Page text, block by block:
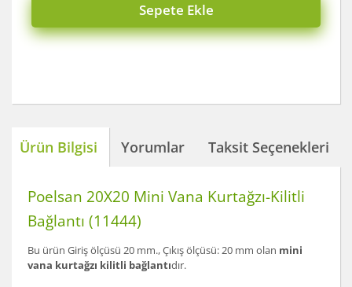
Sepete Ekle
Ürün Bilgisi Yorumlar Taksit Seçenekleri
Poelsan 20X20 Mini Vana Kurtağzı-Kilitli
Bağlantı (11444)
Bu ürün Giriş ölçüsü 20 mm., Çıkış ölçüsü: 20 mm olan mini
vana kurtağzı kilitli bağlantıdır.